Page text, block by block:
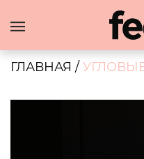
Наличии
ГЛАВНАЯ /